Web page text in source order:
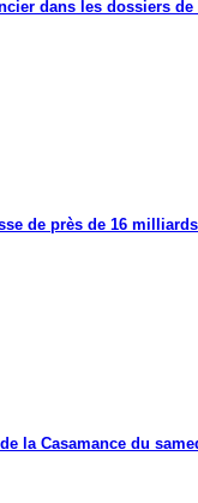
dans les dossiers
de près de 16 milliards
la Casamance du